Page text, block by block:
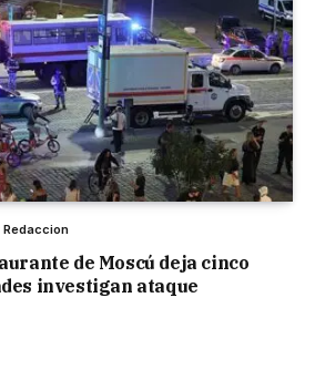
Redaccion
de Moscú deja cinco
investigan ataque